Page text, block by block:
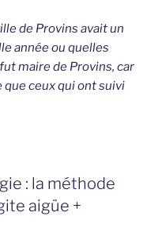
de Provins avait un
année ou quelles
maire de Provins, car
que ceux qui ont suivi
: la méthode
aigüe +